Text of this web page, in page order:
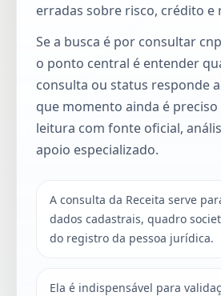
erradas sobre risco, crédito e
Se a busca é por consultar
o ponto central é entender
consulta ou status responde
que momento ainda é
leitura com fonte oficial,
apoio especializado.
A consulta da Receita serve
dados cadastrais, quadro
do registro da pessoa jurídica.
Ela é indispensável para